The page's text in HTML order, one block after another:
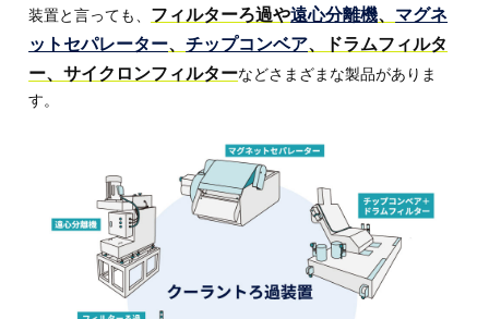
装置と言っても、 フィルターろ過や遠心分離機、 マグネ
ットセパレーター、チップコンベア、ドラムフィルタ
ー、サイクロンフィルターなどさまざまな製品がありま
す。